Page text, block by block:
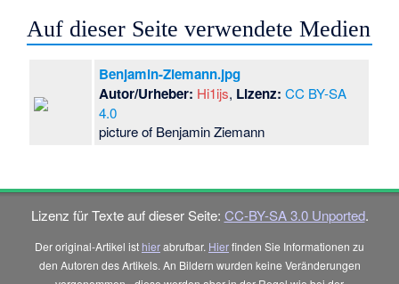
Auf dieser Seite verwendete Medien
Benjamin-Ziemann.jpg
Autor/Urheber: Hi1ijs, Lizenz: CC BY-SA
4.0
picture of Benjamin Ziemann
Lizenz für Texte auf dieser Seite: CC-BY-SA 3.0 Unported.
Der original-Artikel ist hierabrufbar. Hierfinden Sie Informationen zu
den Autoren des Artikels. An Bildern wurden keine Veränderungen